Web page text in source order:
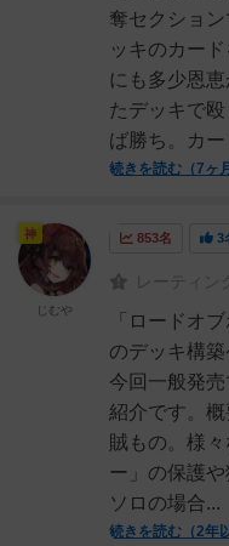
奪セクショ
ッキのカー
にも多少恩
たデッキで
ば勝ち。カー
続きを読む（7ヶ
853名 3
レーティ
「ロードオ
のデッキ構
今回一般発
紹介です。
賊もの。様
ー」の保護
ソロの場合...
続きを読む（2年
神
じむや